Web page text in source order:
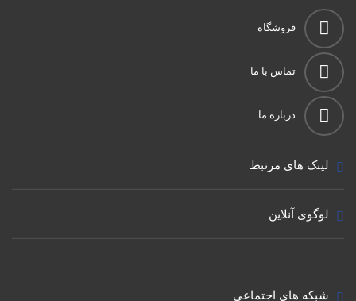
فروشگاه
تماس با ما
درباره ما
لینک های مرتبط
لوگوی آنلاین
شبکه های اجتماعی